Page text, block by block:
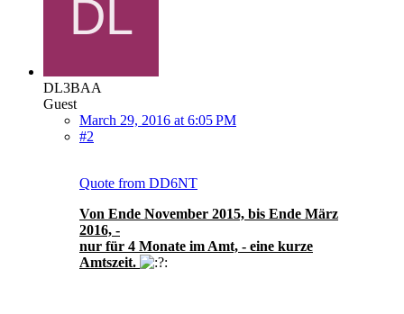
DL3BAA
Guest
March 29, 2016 at 6:05 PM
#2
Quote from DD6NT
Von Ende November 2015, bis Ende März
2016, -
nur für 4 Monate im Amt, - eine kurze
Amtszeit.